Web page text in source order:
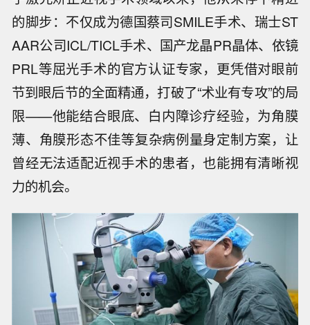
的脚步：不仅成为德国蔡司SMILE手术、瑞士ST
AAR公司ICL/TICL手术、国产龙晶PR晶体、依镜
PRL等屈光手术的官方认证专家，更凭借对眼前
节到眼后节的全面精通，打破了“术业有专攻”的局
限——他能结合眼底、白内障诊疗经验，为角膜
薄、角膜形态不佳等复杂病例量身定制方案，让
曾经无法适配近视手术的患者，也能拥有清晰视
力的机会。